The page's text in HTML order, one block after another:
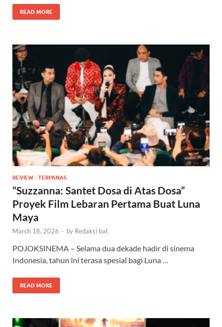
READ MORE
REVIEW / TERPANAS
“Suzzanna: Santet Dosa di Atas Dosa”
Proyek Film Lebaran Pertama Buat Luna
Maya
March 18, 2026 - by Redaksi bat
POJOKSINEMA – Selama dua dekade hadir di sinema
Indonesia, tahun ini terasa spesial bagi Luna …
READ MORE